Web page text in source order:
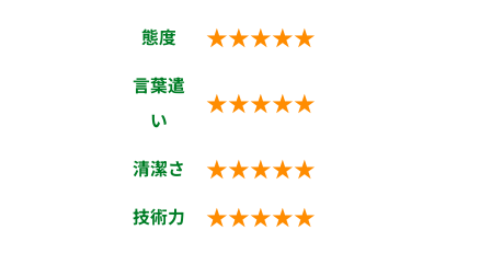
態度 ★★★★★
言葉遣
い
★★★★★
清潔さ ★★★★★
技術力 ★★★★★